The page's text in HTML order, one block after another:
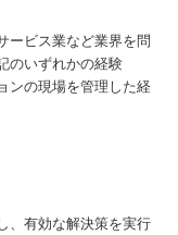
ービス業など業界を問
のいずれかの経験
ンの現場を管理した経
、有効な解決策を実行